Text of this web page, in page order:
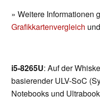
» Weitere Informationen
Grafikkartenvergleich
i5-8265U: Auf der
basierender ULV-SoC
Notebooks und